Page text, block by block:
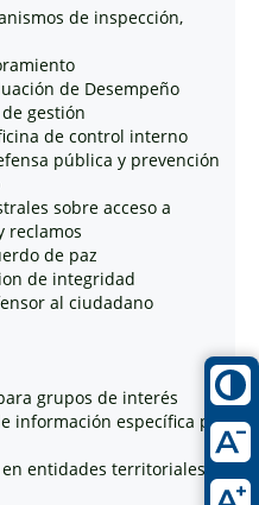
de inspección,
de Desempeño
gestión
de control interno
pública y prevención
sobre acceso a
reclamos
de paz
de integridad
al ciudadano
grupos de interés
información específica por
entidades territoriales